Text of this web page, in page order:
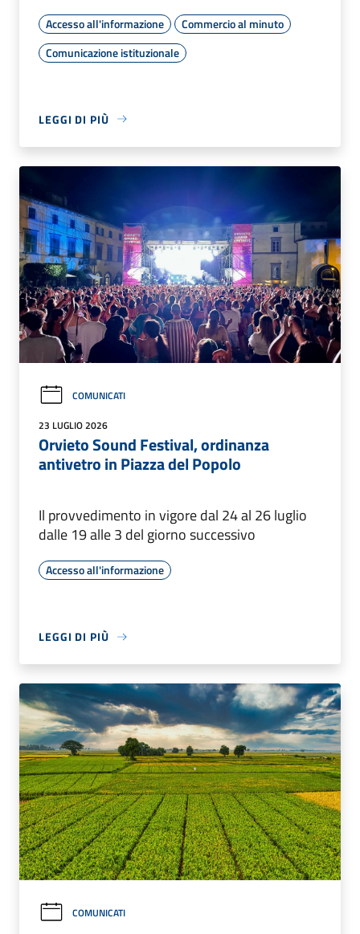
Accesso all'informazione
Commercio al minuto
Comunicazione istituzionale
LEGGI DI PIÙ
COMUNICATI
23 LUGLIO 2026
Orvieto Sound Festival, ordinanza
antivetro in Piazza del Popolo
Il provvedimento in vigore dal 24 al 26 luglio
dalle 19 alle 3 del giorno successivo
Accesso all'informazione
LEGGI DI PIÙ
COMUNICATI